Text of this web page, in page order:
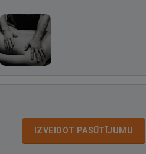
IZVEIDOT PASŪTĪJUMU